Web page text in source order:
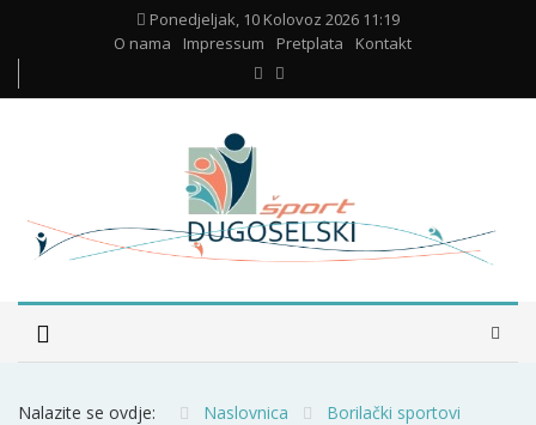
Ponedjeljak, 10 Kolovoz 2026 11:19
O nama
Impressum Pretplata Kontakt
Nalazite se ovdje: Naslovnica
Borilački sportovi